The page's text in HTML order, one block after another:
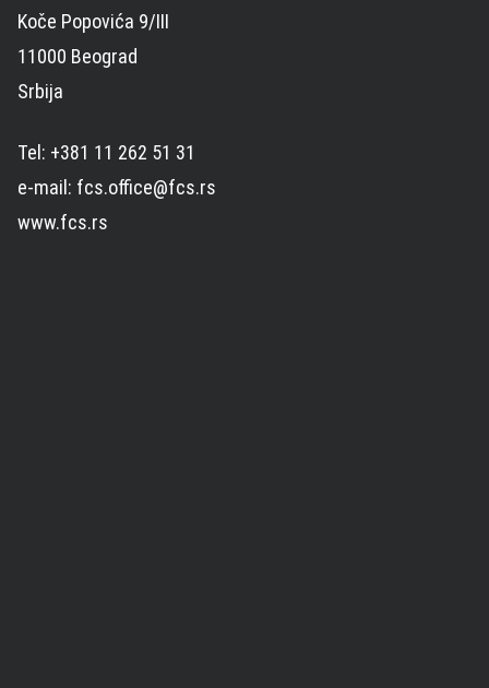
Koče Popovića 9/III
11000 Beograd
Srbija
Tel: +381 11 262 51 31
e-mail: fcs.office@fcs.rs
www.fcs.rs